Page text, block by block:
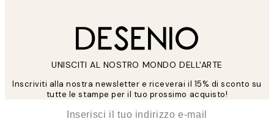
UNISCITI AL NOSTRO MONDO DELL'ARTE
Inscriviti alla nostra newsletter e riceverai il 15% di sconto su
tutte le stampe per il tuo prossimo acquisto!